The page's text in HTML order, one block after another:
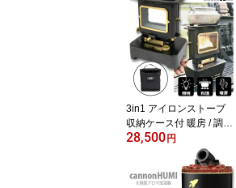
着交換できる大き目ダブ
ルキャスター / 丈夫なポ
リカーボネート素材 / す
ぐに取り出せるフロント
ポケットトランク キャリ
ーバッグ 旅行 トラベル
大容量
3in1 アイロンストーブ
収納ケース付 暖房 / 調理
/ 照明 パラフィンオイル
スチール 真鍮 コンパク
トオイルランタン オイル
ランプストーブ ファイヤ
28,500 円